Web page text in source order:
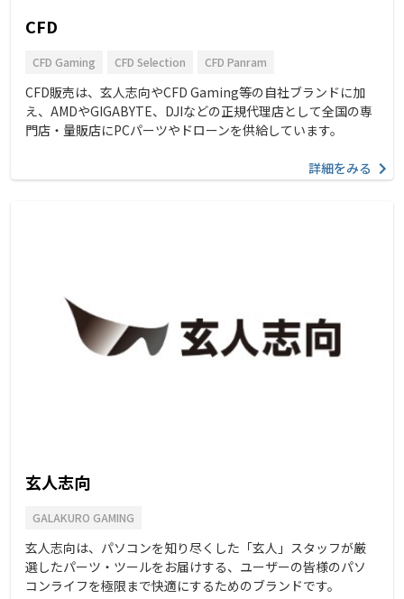
CFD
CFD Gaming CFD Selection CFD Panram
CFD販売は、玄人志向やCFD Gaming等の自社ブランドに加
え、AMDやGIGABYTE、DJIなどの正規代理店として全国の専
門店・量販店にPCパーツやドローンを供給しています。
詳細をみる
玄人志向
GALAKURO GAMING
玄人志向は、パソコンを知り尽くした「玄人」スタッフが厳
選したパーツ・ツールをお届けする、ユーザーの皆様のパソ
コンライフを極限まで快適にするためのブランドです。